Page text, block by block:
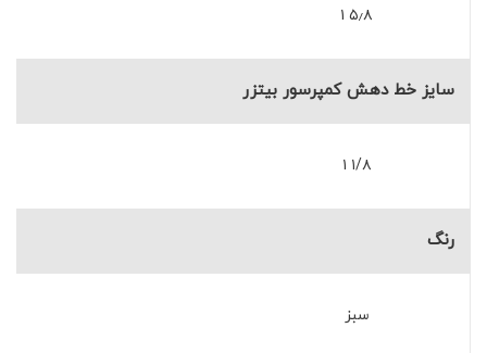
۵٫۸ ۱
سایز خط دهش کمپرسور بیتزر
۱/۸ ۱
رنگ
سبز